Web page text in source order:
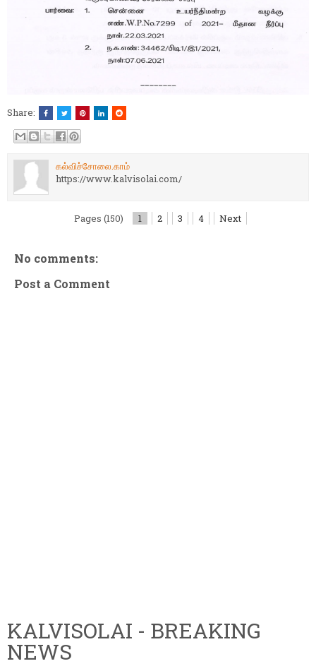
Share:
கல்விச்சோலை.காம்
https://www.kalvisolai.com/
Pages (150) 1 2 3 4 Next
No comments:
Post a Comment
KALVISOLAI - BREAKING
NEWS